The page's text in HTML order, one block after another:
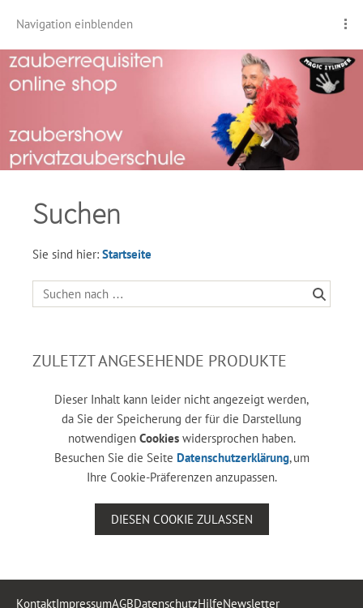
Navigation einblenden
Suchen
Sie sind hier: Startseite
ZULETZT ANGESEHENDE PRODUKTE
Dieser Inhalt kann leider nicht angezeigt werden,
da Sie der Speicherung der für die Darstellung
notwendigen Cookieswidersprochen haben.
Besuchen Sie die Seite Datenschutzerklärung, um
Ihre Cookie-Präferenzen anzupassen.
DIESEN COOKIE ZULASSEN
KontaktImpressumAGBDatenschutzHilfeNewsletter